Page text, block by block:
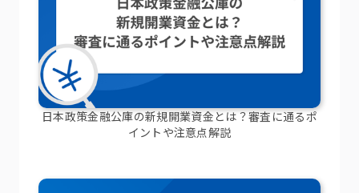
日本政策金融公庫の新規開業資金とは？審査に通るポ
イントや注意点解説